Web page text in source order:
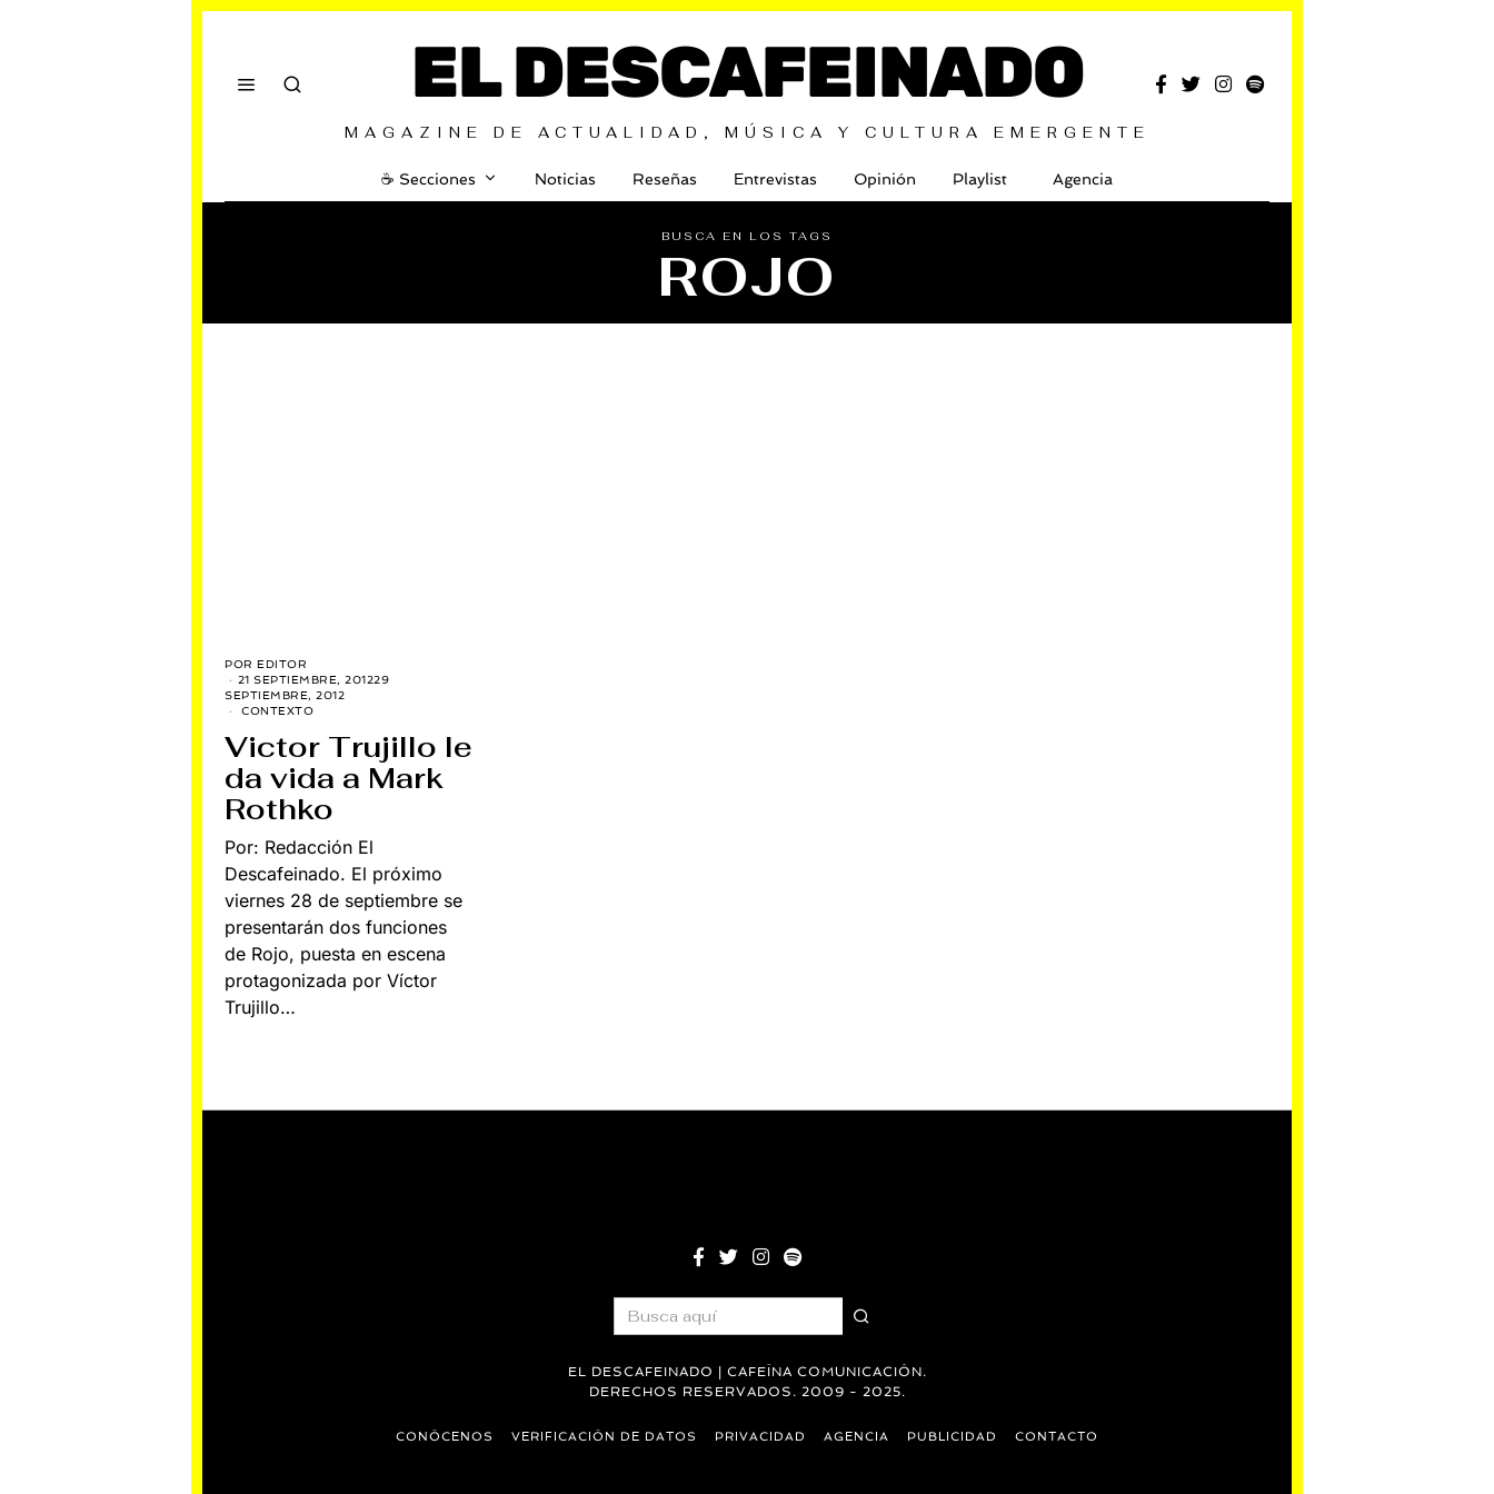
EL DESCAFEINADO
MAGAZINE DE ACTUALIDAD, MÚSICA Y CULTURA EMERGENTE
☕️ Secciones Noticias Reseñas Entrevistas Opinión Playlist Agencia
BUSCA EN LOS TAGS
ROJO
POR EDITOR
21 SEPTIEMBRE, 201229
SEPTIEMBRE, 2012
CONTEXTO
Victor Trujillo le
da vida a Mark
Rothko
Por: Redacción El
Descafeinado. El próximo
viernes 28 de septiembre se
presentarán dos funciones
de Rojo, puesta en escena
protagonizada por Víctor
Trujillo…
EL DESCAFEINADO | CAFEÍNA COMUNICACIÓN.
DERECHOS RESERVADOS. 2009 - 2025.
CONÓCENOS VERIFICACIÓN DE DATOS PRIVACIDAD AGENCIA PUBLICIDAD CONTACTO